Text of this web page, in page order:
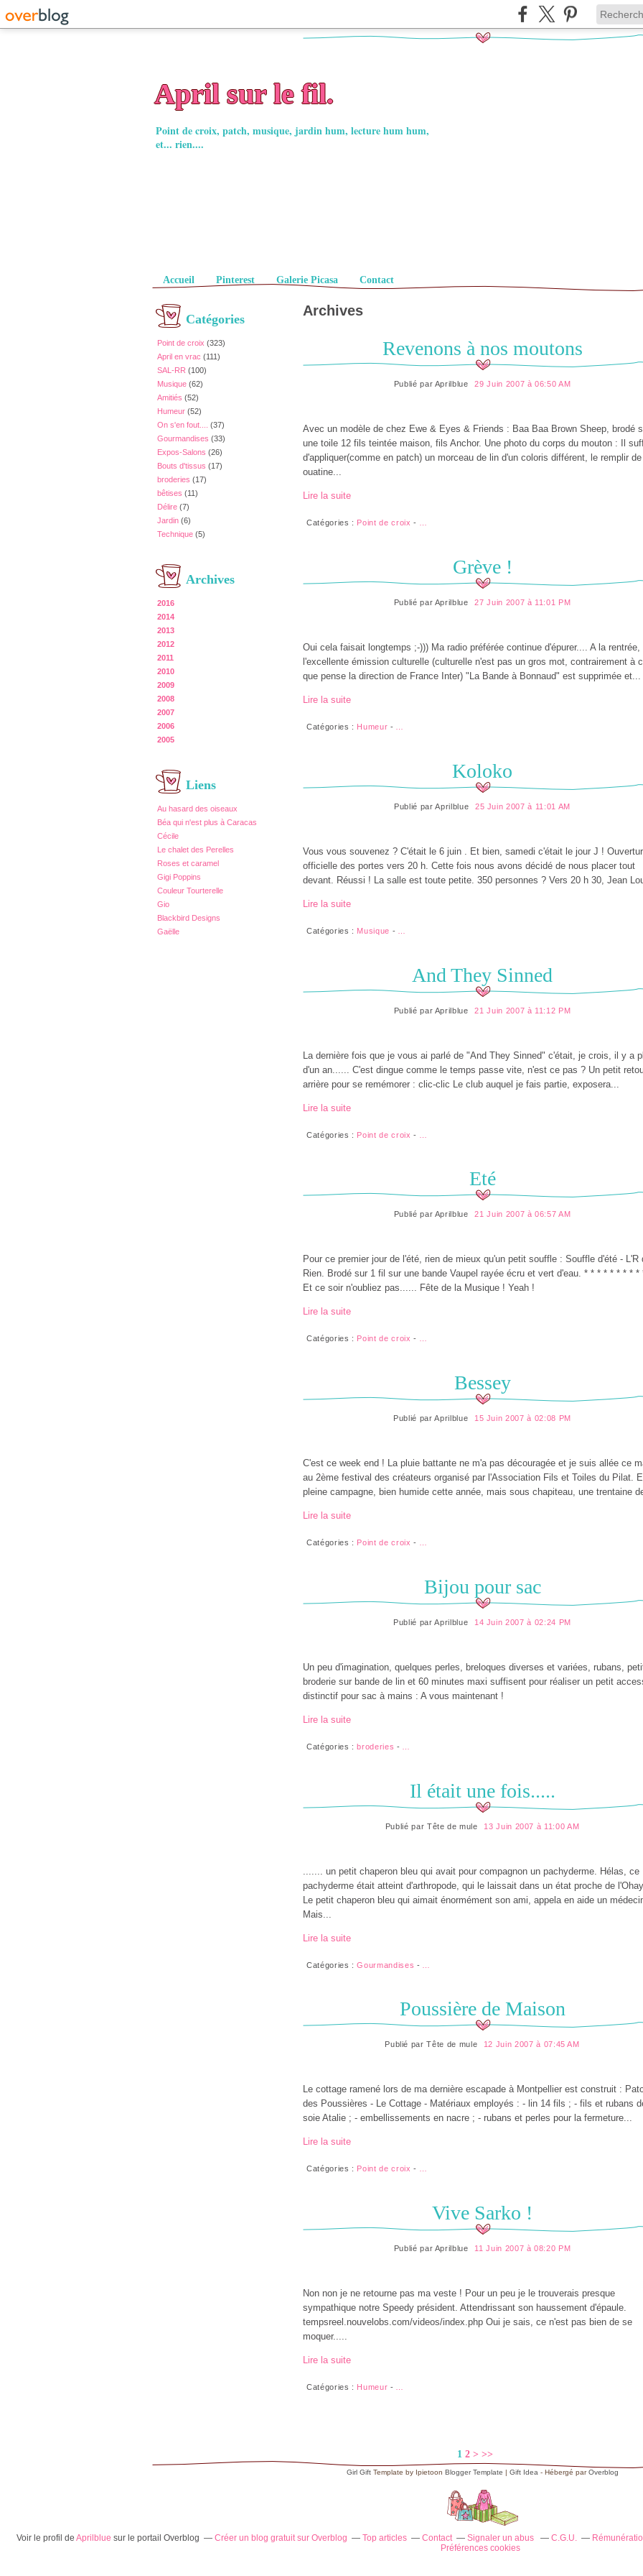
April sur le fil.
Point de croix, patch, musique, jardin hum, lecture hum hum,
et... rien....
Pages
Accueil Pinterest Galerie Picasa Contact
Catégories
Point de croix (323)
April en vrac (111)
SAL-RR (100)
Musique (62)
Amitiés (52)
Humeur (52)
On s'en fout....
(37)
Gourmandises (33)
Expos-Salons (26)
Bouts d'tissus (17)
broderies (17)
bêtises (11)
Délire (7)
Jardin (6)
Technique (5)
Archives
2016
2014
2013
2012
2011
2010
2009
2008
2007
2006
2005
Liens
Au hasard des oiseaux
Béa qui n'est plus à Caracas
Cécile
Le chalet des Perelles
Roses et caramel
Gigi Poppins
Couleur Tourterelle
Gio
Blackbird Designs
Gaëlle
Archives
Revenons à nos moutons
Publié par Aprilblue 29 Juin 2007 à 06:50 AM
Avec un modèle de chez Ewe & Eyes & Friends : Baa Baa Brown Sheep, brodé
une toile 12 fils teintée maison, fils Anchor. Une photo du corps du mouton : Il
d'appliquer(comme en patch) un morceau de lin d'un coloris différent, le remplir de
ouatine...
Lire la suite
Catégories : Point de croix -
Grève !
Publié par Aprilblue 27 Juin 2007 à 11:01 PM
Oui cela faisait longtemps ;-))) Ma radio préférée continue d'épurer.... A la rentrée,
l'excellente émission culturelle (culturelle n'est pas un gros mot, contrairement à
que pense la direction de France Inter) "La Bande à Bonnaud" est supprimée et...
Lire la suite
Catégories : Humeur -
Koloko
Publié parAprilblue 25 Juin 2007 à 11:01 AM
Vous vous souvenez ? C'était le 6 juin . Et bien, samedi c'était le jour J !
officielle des portes vers 20 h. Cette fois nous avons décidé de nous placer tout
devant. Réussi ! La salle est toute petite. 350 personnes ? Vers 20 h 30, Jean
Lire la suite
Catégories : Musique -
And They Sinned
Publié par Aprilblue 21 Juin 2007 à 11:12 PM
La dernière fois que je vous ai parlé de "And They Sinned" c'était, je crois, il y a
d'un an...... C'est dingue comme le temps passe vite, n'est ce pas ? Un petit
arrière pour se remémorer : clic-clic Le club auquel je fais partie, exposera...
Lire la suite
Catégories : Point de croix -
Eté
Publié par Aprilblue 21 Juin 2007 à 06:57 AM
Pour ce premier jour de l'été, rien de mieux qu'un petit souffle : Souffle d'été - L'R
Rien. Brodé sur 1 fil sur une bande Vaupel rayée écru et vert d'eau. * * * * * * * * *
Et ce soir n'oubliez pas...... Fête de la Musique ! Yeah !
Lire la suite
Catégories : Point de croix -
Bessey
Publié parAprilblue 15 Juin 2007 à 02:08 PM
C'est ce week end ! La pluie battante ne m'a pas découragée et je suis allée ce
au 2ème festival des créateurs organisé par l'Association Fils et Toiles du Pilat.
pleine campagne, bien humide cette année, mais sous chapiteau, une trentaine
Lire la suite
Catégories : Point de croix -
Bijou pour sac
Publié parAprilblue 14 Juin 2007 à 02:24 PM
Un peu d'imagination, quelques perles, breloques diverses et variées, rubans,
broderie sur bande de lin et 60 minutes maxi suffisent pour réaliser un petit
distinctif pour sac à mains : A vous maintenant !
Lire la suite
Catégories :broderies -
Il était une fois.....
Publié par Tête de mule 13 Juin 2007 à 11:00 AM
....... un petit chaperon bleu qui avait pour compagnon un pachyderme. Hélas, ce
pachyderme était atteint d'arthropode, qui le laissait dans un état proche de
Le petit chaperon bleu qui aimait énormément son ami, appela en aide un
Mais...
Lire la suite
Catégories :Gourmandises -
Poussière de Maison
Publié parTête de mule 12 Juin 2007 à 07:45 AM
Le cottage ramené lors de ma dernière escapade à Montpellier est construit :
des Poussières - Le Cottage - Matériaux employés : - lin 14 fils ; - fils et rubans
soie Atalie ; - embellissements en nacre ; - rubans et perles pour la fermeture...
Lire la suite
Catégories : Point de croix -
Vive Sarko !
Publié par Aprilblue 11 Juin 2007 à 08:20 PM
Non non je ne retourne pas ma veste ! Pour un peu je le trouverais presque
sympathique notre Speedy président. Attendrissant son haussement d'épaule.
tempsreel.nouvelobs.com/videos/index.php Oui je sais, ce n'est pas bien de se
moquer.....
Lire la suite
Catégories : Humeur -
1 2 > >>
Girl GiftTemplate by Ipietoon Blogger Template | Gift Idea - Hébergé parOverblog
Voir le profil de Aprilblue sur le portail Overblog Créer un blog gratuit sur Overblog Top articles Contact Signaler un abus C.G.U.
Préférences cookies